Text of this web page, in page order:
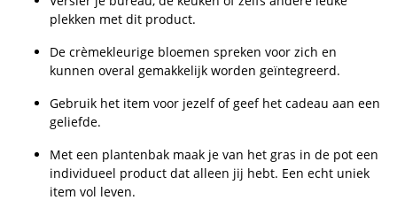
plekken met dit product.
De crèmekleurige bloemen spreken voor zich en
kunnen overal gemakkelijk worden geïntegreerd.
Gebruik het item voor jezelf of geef het cadeau aan een
geliefde.
Met een plantenbak maak je van het gras in de pot een
individueel product dat alleen jij hebt. Een echt uniek
item vol leven.